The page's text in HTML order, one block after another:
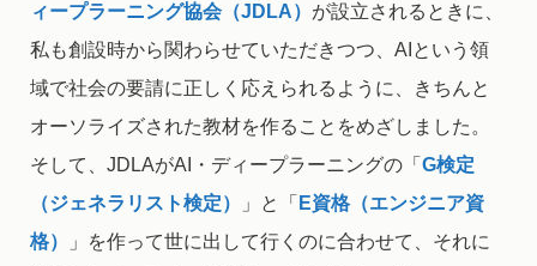
ィープラーニング協会（JDLA） が設立されるときに、
私も創設時から関わらせていただきつつ、AIという領
域で社会の要請に正しく応えられるように、きちんと
オーソライズされた教材を作ることをめざしました。
そして、JDLAがAI・ディープラーニングの「 G検定
（ジェネラリスト検定）
」と「 E資格（エンジニア資
格）
」を作って世に出して行くのに合わせて、それに